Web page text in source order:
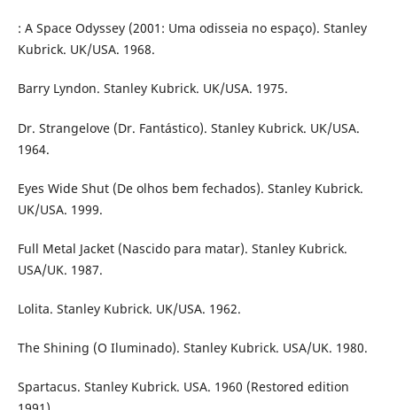
: A Space Odyssey (2001: Uma odisseia no espaço). Stanley
Kubrick. UK/USA. 1968.
Barry Lyndon. Stanley Kubrick. UK/USA. 1975.
Dr. Strangelove (Dr. Fantástico). Stanley Kubrick. UK/USA.
1964.
Eyes Wide Shut (De olhos bem fechados). Stanley Kubrick.
UK/USA. 1999.
Full Metal Jacket (Nascido para matar). Stanley Kubrick.
USA/UK. 1987.
Lolita. Stanley Kubrick. UK/USA. 1962.
The Shining (O Iluminado). Stanley Kubrick. USA/UK. 1980.
Spartacus. Stanley Kubrick. USA. 1960 (Restored edition